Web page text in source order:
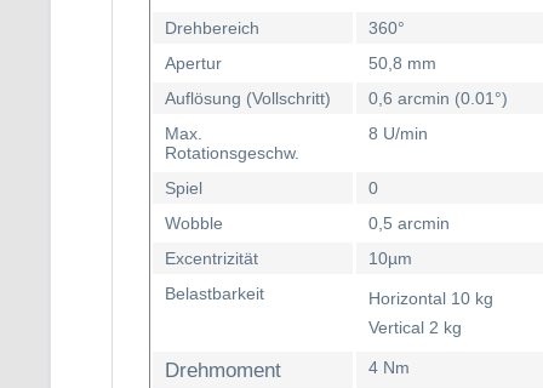
Drehbereich
360°
Apertur
50,8 mm
Auflösung (Vollschritt)
0,6 arcmin (0.01°)
Max.
Rotationsgeschw.
8 U/min
Spiel
0
Wobble
0,5 arcmin
Excentrizität
10µm
Belastbarkeit
Horizontal 10 kg
Vertical 2 kg
Drehmoment 4 Nm